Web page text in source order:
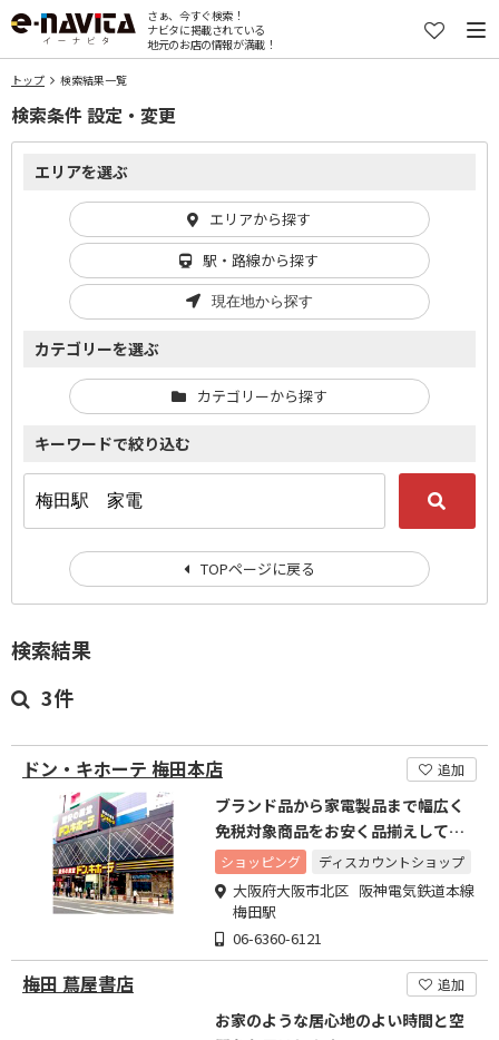
さぁ、今すぐ検索！
ナビタに掲載されている
地元のお店の情報が満載！
トップ 検索結果一覧
検索結果
3件
ドン・キホーテ 梅田本店 追加
ブランド品から家電製品まで幅広く
免税対象商品をお安く品揃えしてお
ります。
ショッピング ディスカウントショップ
大阪府大阪市北区 阪神電気鉄道本線
梅田駅
06-6360-6121
梅田 蔦屋書店 追加
お家のような居心地のよい時間と空
検索条件 設定・変更
エリアを選ぶ
エリアから探す
駅・路線から探す
現在地から探す
カテゴリーを選ぶ
カテゴリーから探す
キーワードで絞り込む
TOPページに戻る